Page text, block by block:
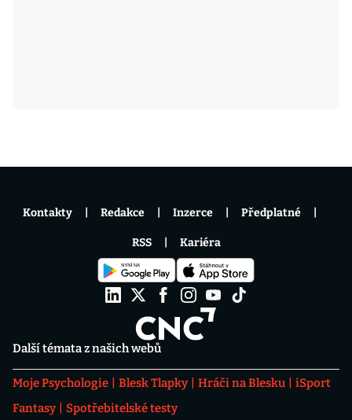
Další témata z našich webů
Moje Psychologie Blesk Tlapky Hráči na Blesku
iSport
Fantasy
Spotřebitelské testy
Kontakty Redakce Inzerce Předplatné
RSS Kariéra